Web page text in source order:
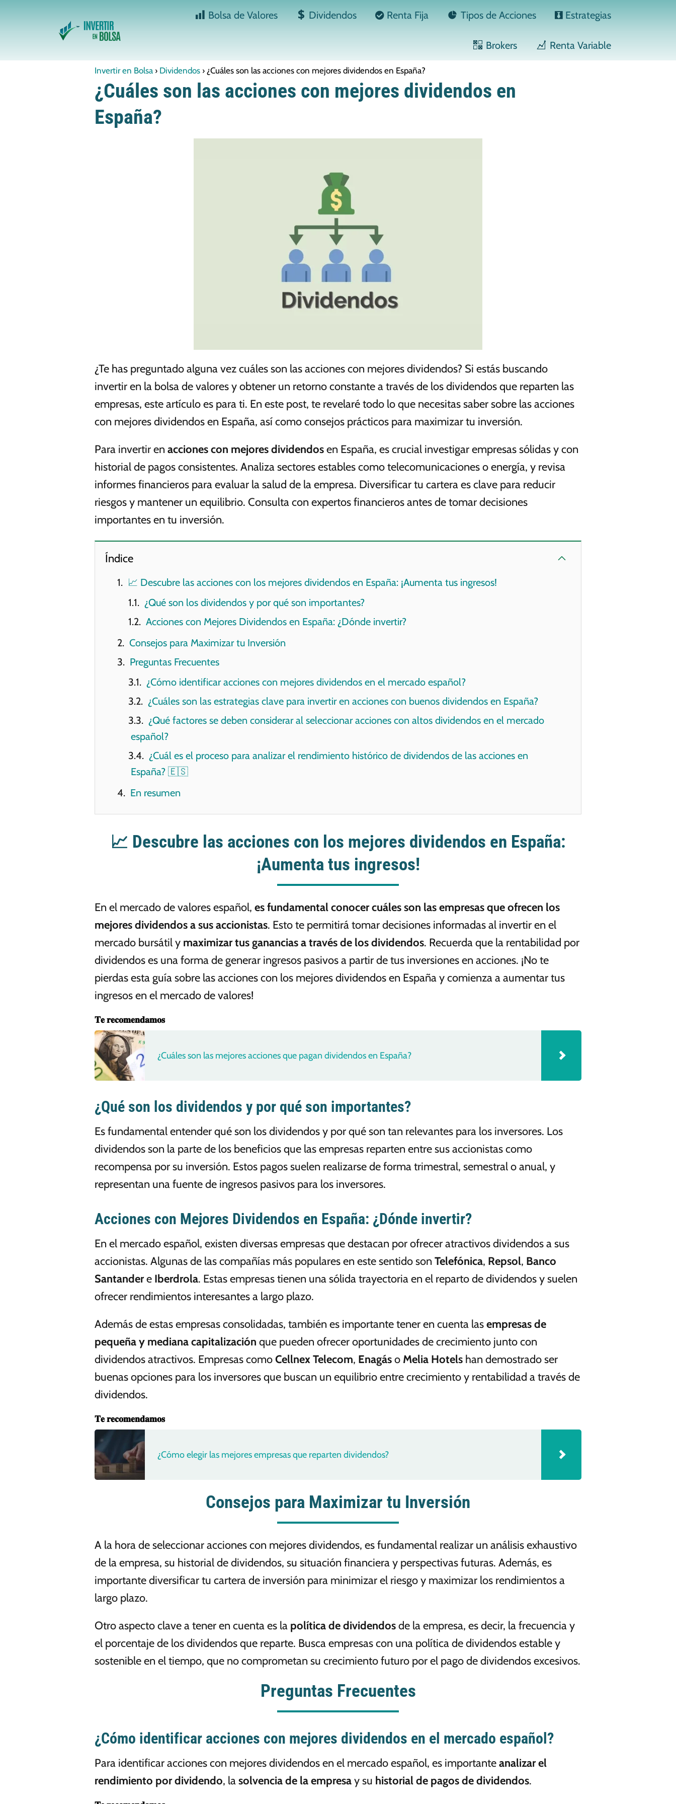
Bolsa de Valores Dividendos Renta Fija Tipos de Acciones Estrategias
Brokers Renta Variable
Invertir en Bolsa Dividendos ¿Cuáles son las acciones con mejores dividendos en España?
¿Cuáles son las acciones con mejores dividendos en
España?
¿Te has preguntado alguna vez cuáles son las acciones con mejores dividendos? Si estás buscando
invertir en la bolsa de valores y obtener un retorno constante a través de los dividendos que reparten las
empresas, este artículo es para ti. En este post, te revelaré todo lo que necesitas saber sobre las acciones
con mejores dividendos en España, así como consejos prácticos para maximizar tu inversión.
Para invertir en acciones con mejores dividendosen España, es crucial investigar empresas sólidas y con
historial de pagos consistentes. Analiza sectores estables como telecomunicaciones o energía, y revisa
informes financieros para evaluar la salud de la empresa. Diversificar tu cartera es clave para reducir
riesgos y mantener un equilibrio. Consulta con expertos financieros antes de tomar decisiones
importantes en tu inversión.
Índice
📈 Descubre las acciones con los mejores dividendos en España: ¡Aumenta tus ingresos!
¿Qué son los dividendos y por qué son importantes?
Acciones con Mejores Dividendos en España: ¿Dónde invertir?
Consejos para Maximizar tu Inversión
Preguntas Frecuentes
¿Cómo identificar acciones con mejores dividendos en el mercado español?
¿Cuáles son las estrategias clave para invertir en acciones con buenos dividendos en España?
¿Qué factores se deben considerar al seleccionar acciones con altos dividendos en el mercado
español?
¿Cuál es el proceso para analizar el rendimiento histórico de dividendos de las acciones en
España? 🇪🇸
En resumen
📈 Descubre las acciones con los mejores dividendos en España:
¡Aumenta tus ingresos!
En el mercado de valores español, es fundamental conocer cuáles son las empresas que ofrecen los
mejores dividendos a sus accionistas. Esto te permitirá tomar decisiones informadas al invertir en el
mercado bursátil y maximizar tus ganancias a través de los dividendos. Recuerda que la rentabilidad por
dividendos es una forma de generar ingresos pasivos a partir de tus inversiones en acciones. ¡No te
pierdas esta guía sobre las acciones con los mejores dividendos en España y comienza a aumentar tus
ingresos en el mercado de valores!
𝐓𝐞 𝐫𝐞𝐜𝐨𝐦𝐞𝐧𝐝𝐚𝐦𝐨𝐬
¿Cuáles son las mejores acciones que pagan dividendos en España?
¿Qué son los dividendos y por qué son importantes?
Es fundamental entender qué son los dividendos y por qué son tan relevantes para los inversores. Los
dividendos son la parte de los beneficios que las empresas reparten entre sus accionistas como
recompensa por su inversión. Estos pagos suelen realizarse de forma trimestral, semestral o anual, y
representan una fuente de ingresos pasivos para los inversores.
Acciones con Mejores Dividendos en España: ¿Dónde invertir?
En el mercado español, existen diversas empresas que destacan por ofrecer atractivos dividendos a sus
accionistas. Algunas de las compañías más populares en este sentido son Telefónica, Repsol, Banco
Santandere Iberdrola. Estas empresas tienen una sólida trayectoria en el reparto de dividendos y suelen
ofrecer rendimientos interesantes a largo plazo.
Además de estas empresas consolidadas, también es importante tener en cuenta lasempresas de
pequeña y mediana capitalización que pueden ofrecer oportunidades de crecimiento junto con
dividendos atractivos. Empresas comoCellnex Telecom, Enagáso Melia Hotels han demostrado ser
buenas opciones para los inversores que buscan un equilibrio entre crecimiento y rentabilidad a través de
dividendos.
𝐓𝐞 𝐫𝐞𝐜𝐨𝐦𝐞𝐧𝐝𝐚𝐦𝐨𝐬
¿Cómo elegir las mejores empresas que reparten dividendos?
Consejos para Maximizar tu Inversión
A la hora de seleccionar acciones con mejores dividendos, es fundamental realizar un análisis exhaustivo
de la empresa, su historial de dividendos, su situación financiera y perspectivas futuras. Además, es
importante diversificar tu cartera de inversión para minimizar el riesgo y maximizar los rendimientos a
largo plazo.
Otro aspecto clave a tener en cuenta es la política de dividendosde la empresa, es decir, la frecuencia y
el porcentaje de los dividendos que reparte. Busca empresas con una política de dividendos estable y
sostenible en el tiempo, que no comprometan su crecimiento futuro por el pago de dividendos excesivos.
Preguntas Frecuentes
¿Cómo identificar acciones con mejores dividendos en el mercado español?
Para identificar acciones con mejores dividendos en el mercado español, es importanteanalizar el
rendimiento por dividendo, lasolvencia de la empresay su historial de pagos de dividendos.